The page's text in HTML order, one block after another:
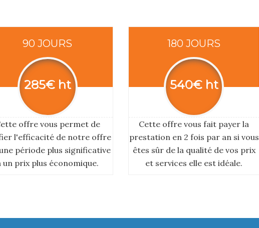
90 JOURS
285€ ht
offre vous permet de
l'efficacité de notre offre
période plus significative
un prix plus économique.
180 JOURS
540€ ht
Cette offre vous fait payer la
prestation en 2 fois par an si vous
êtes sûr de la qualité de vos prix
et services elle est idéale.